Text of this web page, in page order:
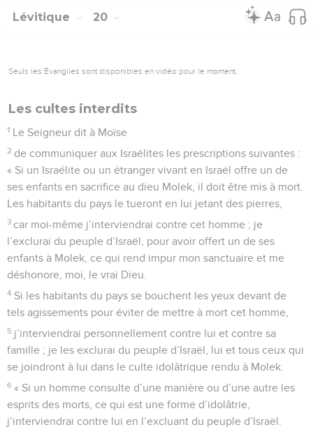
Lévitique 20
Seuls les Évangiles sont disponibles en vidéo pour le moment.
Les cultes interdits
1 Le Seigneur dit à Moïse
2 de communiquer aux Israélites les prescriptions suivantes :
« Si un Israélite ou un étranger vivant en Israël offre un de
ses enfants en sacrifice au dieu Molek, il doit être mis à mort.
Les habitants du pays le tueront en lui jetant des pierres,
3 car moi-même j’interviendrai contre cet homme ; je
l’exclurai du peuple d’Israël, pour avoir offert un de ses
enfants à Molek, ce qui rend impur mon sanctuaire et me
déshonore, moi, le vrai Dieu.
4 Si les habitants du pays se bouchent les yeux devant de
tels agissements pour éviter de mettre à mort cet homme,
5 j’interviendrai personnellement contre lui et contre sa
famille ; je les exclurai du peuple d’Israël, lui et tous ceux qui
se joindront à lui dans le culte idolâtrique rendu à Molek.
6 « Si un homme consulte d’une manière ou d’une autre les
esprits des morts, ce qui est une forme d’idolâtrie,
j’interviendrai contre lui en l’excluant du peuple d’Israël.